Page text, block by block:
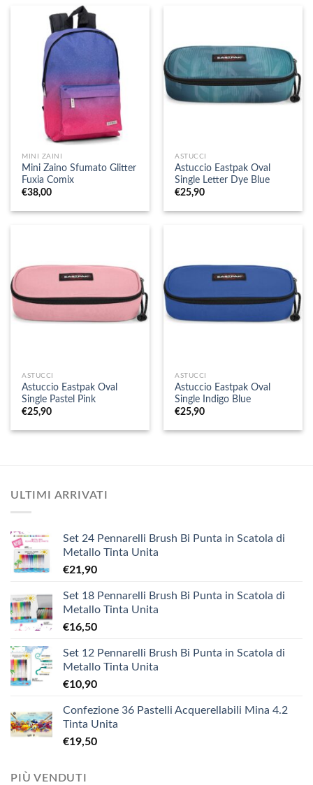
MINI ZAINI
Mini Zaino Sfumato Glitter
Fuxia Comix
€38,00
ASTUCCI
Astuccio Eastpak Oval
Single Letter Dye Blue
€25,90
ASTUCCI
Astuccio Eastpak Oval
Single Pastel Pink
€25,90
ASTUCCI
Astuccio Eastpak Oval
Single Indigo Blue
€25,90
ULTIMI ARRIVATI
Set 24 Pennarelli Brush Bi Punta in Scatola di
Metallo Tinta Unita
€21,90
Set 18 Pennarelli Brush Bi Punta in Scatola di
Metallo Tinta Unita
€16,50
Set 12 Pennarelli Brush Bi Punta in Scatola di
Metallo Tinta Unita
€10,90
Confezione 36 Pastelli Acquerellabili Mina 4.2
Tinta Unita
€19,50
PIÙ VENDUTI